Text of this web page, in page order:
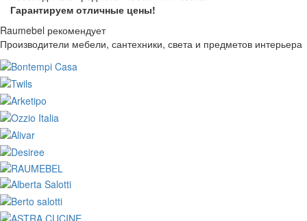
Гарантируем отличные цены!
Raumebel рекомендует
Производители мебели, сантехники, света и предметов интерьера